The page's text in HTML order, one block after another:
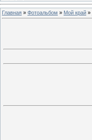
Главная » Фотоальбом » Мой край »